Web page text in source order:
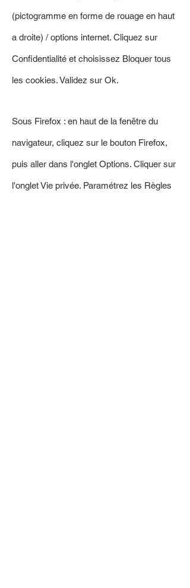
(pictogramme en forme de rouage en haut
a droite) / options internet. Cliquez sur
Confidentialité et choisissez Bloquer tous
les cookies. Validez sur Ok.
Sous Firefox : en haut de la fenêtre du
navigateur, cliquez sur le bouton Firefox,
puis aller dans l'onglet Options. Cliquer sur
l'onglet Vie privée. Paramétrez les Règles